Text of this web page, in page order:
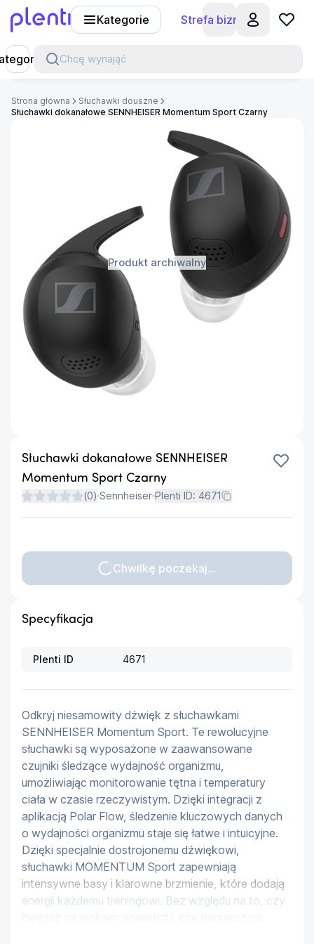
Kategorie Strefa biznesu
Chcę wynająć
Strona główna
Słuchawki douszne
Słuchawki dokanałowe SENNHEISER Momentum Sport Czarny
Produkt archiwalny
Słuchawki dokanałowe SENNHEISER
Momentum Sport Czarny
(0) Sennheiser Plenti ID: 4671
Chwilkę poczekaj...
Specyfikacja
Plenti ID 4671
Odkryj niesamowity dźwięk z słuchawkami
SENNHEISER Momentum Sport. Te rewolucyjne
słuchawki są wyposażone w zaawansowane
czujniki śledzące wydajność organizmu,
umożliwiając monitorowanie tętna i temperatury
ciała w czasie rzeczywistym. Dzięki integracji z
aplikacją Polar Flow, śledzenie kluczowych danych
o wydajności organizmu staje się łatwe i intuicyjne.
Dzięki specjalnie dostrojonemu dźwiękowi,
słuchawki MOMENTUM Sport zapewniają
intensywne basy i klarowne brzmienie, które dodają
energii każdemu treningowi. Bez względu na to, czy